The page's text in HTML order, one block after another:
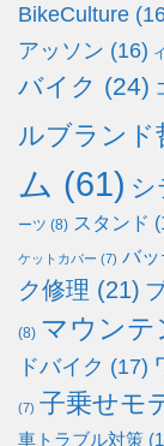
BikeCulture
アッソン (16)
バイク (24)
ルブランド
ム (61) シ
ーツ (8) スタンド
ケットカバー (7) バッ
ク修理 (21)
(8) マウンテ
ドバイク (17)
(7) 子乗せモ
車トラブル対策